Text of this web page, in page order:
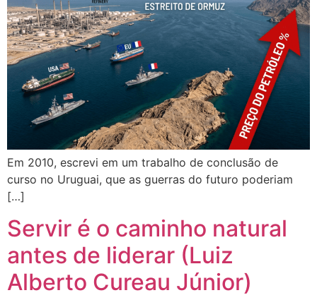
Em 2010, escrevi em um trabalho de conclusão de
curso no Uruguai, que as guerras do futuro poderiam
[…]
Servir é o caminho natural
antes de liderar (Luiz
Alberto Cureau Júnior)